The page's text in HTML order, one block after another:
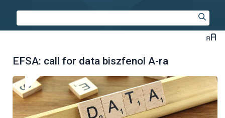
EFSA: call for data biszfenol A-ra